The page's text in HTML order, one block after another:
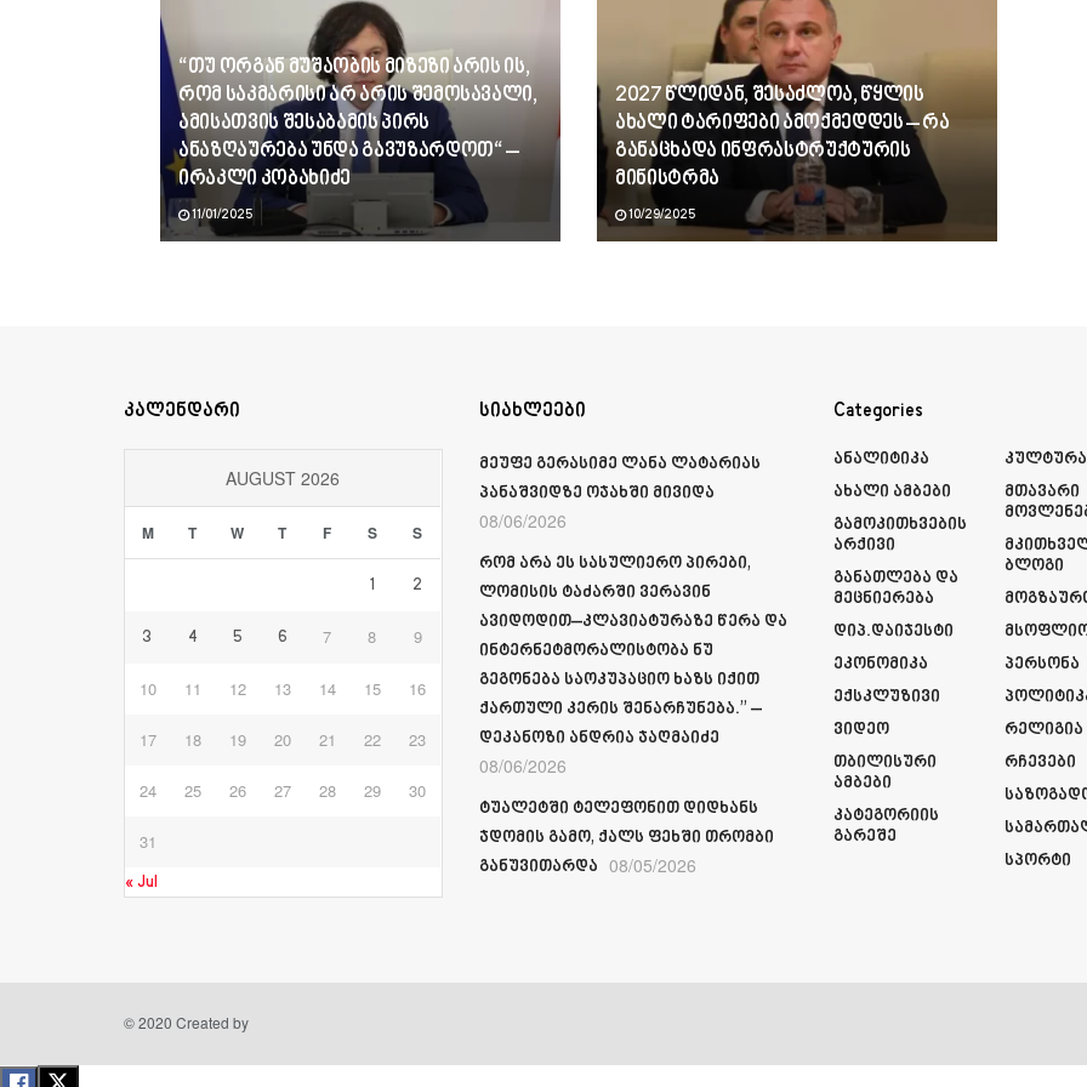
“თუ ორგან მუშაობის მიზეზი არის ის,
რომ საკმარისი არ არის შემოსავალი,
ამისათვის შესაბამის პირს
ანაზღაურება უნდა გავუზარდოთ“ –
ირაკლი კობახიძე
11/01/2025
2027 წლიდან, შესაძლოა, წყლის
ახალი ტარიფები ამოქმედდეს – რა
განაცხადა ინფრასტრუქტურის
მინისტრმა
10/29/2025
კალენდარი
AUGUST 2026
M T W T F S S
1 2
3 4 5 6 7 8 9
10 11 12 13 14 15 16
17 18 19 20 21 22 23
24 25 26 27 28 29 30
31
« Jul
სიახლეები
მეუფე გერასიმე ლანა ლატარიას
პანაშვიდზე ოჯახში მივიდა
08/06/2026
რომ არა ეს სასულიერო პირები,
ლომისის ტაძარში ვერავინ
ავიდოდით–კლავიატურაზე წერა და
ინტერნეტმორალისტობა ნუ
გეგონება საოკუპაციო ხაზს იქით
ქართული კერის შენარჩუნება.” –
დეკანოზი ანდრია ჯაღმაიძე
08/06/2026
ტუალეტში ტელეფონით დიდხანს
ჯდომის გამო, ქალს ფეხში თრომბი
განუვითარდა 08/05/2026
Categories
Ანალიტიკა
Ახალი Ამბები
Გამოკითხვების
Არქივი
Განათლება Და
Მეცნიერება
Დიპ.დაიჯესტი
Ეკონომიკა
Ექსკლუზივი
Ვიდეო
Თბილისური
Ამბები
Კატეგორიის
Გარეშე
Კულტურა
Მთავარი
Ბლოგი
Პერსონა
Რელიგია
Რჩევები
Სპორტი
© 2020 Created by